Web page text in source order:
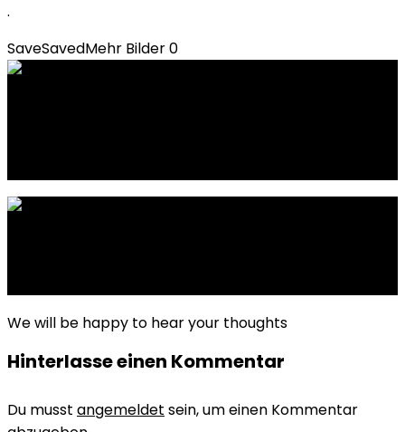
.
SaveSavedMehr Bilder0
We will be happy to hear your thoughts
Hinterlasse einen Kommentar
Du musst angemeldet sein, um einen Kommentar